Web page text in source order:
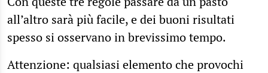
all’altro sarà più facile, e dei buoni risultati
spesso si osservano in brevissimo tempo.
Attenzione: qualsiasi elemento che provochi